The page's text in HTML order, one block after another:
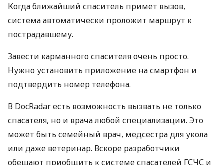
Когда ближайший спаситель примет вызов,
система автоматически проложит маршрут к
пострадавшему.
Завести карманного спасителя очень просто.
Нужно установить приложение на смартфон и
подтвердить номер телефона.
В DocRadar есть возможность вызвать не только
спасателя, но и врача любой специализации. Это
может быть семейный врач, медсестра для укола
или даже ветеринар. Вскоре разработчики
обещают приобщить к системе спасателей ГСЧС и